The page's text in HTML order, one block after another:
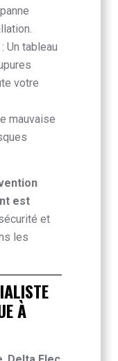
: Un tableau
votre
mauvaise
est
et
les
À